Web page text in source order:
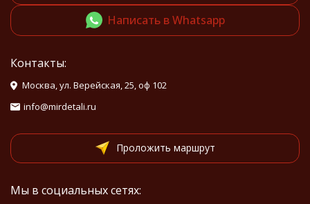
Написать в Whatsapp
Контакты:
Москва, ул. Верейская, 25, оф 102
info@mirdetali.ru
Проложить маршрут
Мы в социальных сетях: